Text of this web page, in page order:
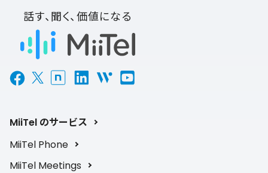
話す、聞く、価値になる
MiiTel のサービス
MiiTel Phone
MiiTel Meetings